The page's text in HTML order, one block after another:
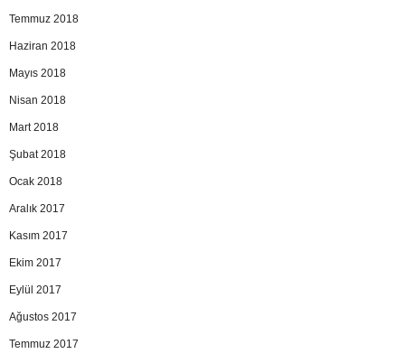
Temmuz 2018
Haziran 2018
Mayıs 2018
Nisan 2018
Mart 2018
Şubat 2018
Ocak 2018
Aralık 2017
Kasım 2017
Ekim 2017
Eylül 2017
Ağustos 2017
Temmuz 2017